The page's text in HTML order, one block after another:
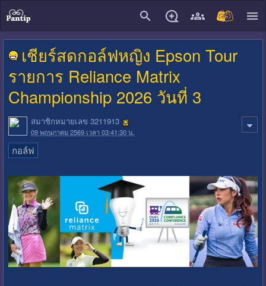
เชียร์สดกอล์ฟหญิง Epson Tour
รายการ Reliance Matrix
Championship 2026 วันที่ 3
สมาชิกหมายเลข 3211913
09 พฤษภาคม 2569 เวลา 03:41:30 น.
กอล์ฟ
close